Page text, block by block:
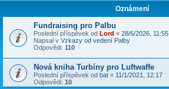
Oznámení
Fundraising pro Palbu
Poslední příspěvek od Lord « 28/6/2026, 11:55
Napsal v Vzkazy od vedení Palby
Odpovědi: 110
Nová kniha Turbíny pro Luftwaffe
Poslední příspěvek od bat « 11/1/2021, 12:17
Odpovědi: 10